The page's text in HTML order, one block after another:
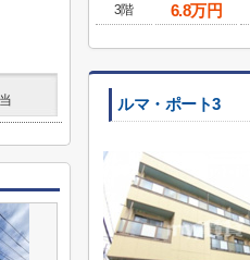
3階
6.8万円
ルマ・ポート3